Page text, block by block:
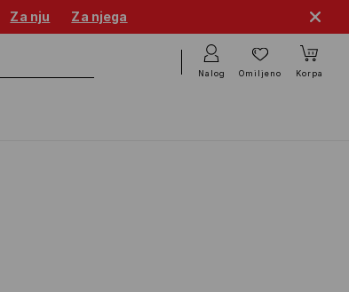
Za nju Za njega
Nalog Omiljeno Korpa